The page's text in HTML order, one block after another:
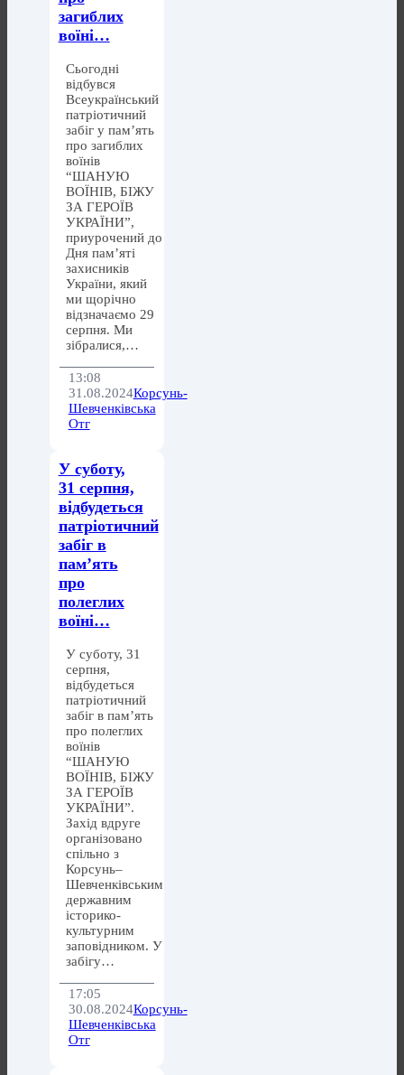
загиблих
воїні…
Сьогодні
відбувся
Всеукраїнський
патріотичний
забіг у пам’ять
про загиблих
воїнів
“ШАНУЮ
ВОЇНІВ, БІЖУ
ЗА ГЕРОЇВ
УКРАЇНИ”,
приурочений до
Дня пам’яті
захисників
України, який
ми щорічно
відзначаємо 29
серпня. Ми
зібралися,…
13:08
31.08.2024Корсунь-
Шевченківська
Отг
У суботу,
31 серпня,
відбудеться
патріотичний
забіг в
пам’ять
про
полеглих
воїні…
У суботу, 31
серпня,
відбудеться
патріотичний
забіг в пам’ять
про полеглих
воїнів
“ШАНУЮ
ВОЇНІВ, БІЖУ
ЗА ГЕРОЇВ
УКРАЇНИ”.
Захід вдруге
організовано
спільно з
Корсунь–
Шевченківським
державним
історико-
культурним
заповідником. У
забігу…
17:05
30.08.2024Корсунь-
Шевченківська
Отг